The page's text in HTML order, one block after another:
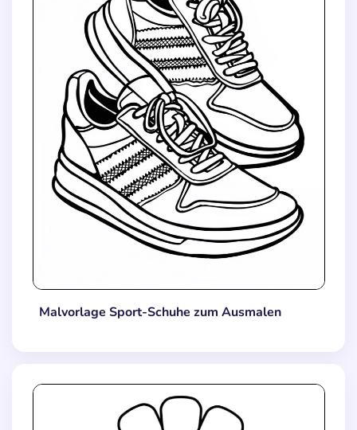
Malvorlage Sport-Schuhe zum Ausmalen